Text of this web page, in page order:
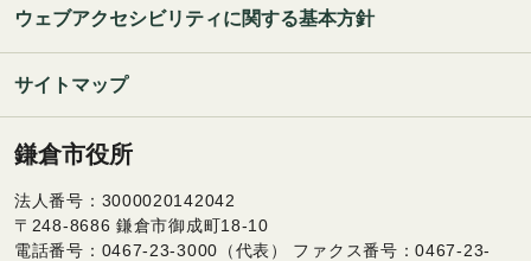
ウェブアクセシビリティに関する基本方針
サイトマップ
鎌倉市役所
法人番号：3000020142042
〒248-8686 鎌倉市御成町18-10
電話番号：0467-23-3000（代表） ファクス番号：0467-23-